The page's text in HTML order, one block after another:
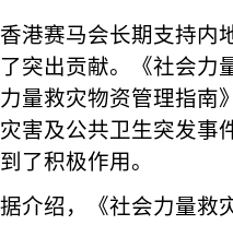
香港赛马会长期支持内
了突出贡献。《社会力
力量救灾物资管理指南
灾害及公共卫生突发事
到了积极作用。
据介绍，《社会力量救